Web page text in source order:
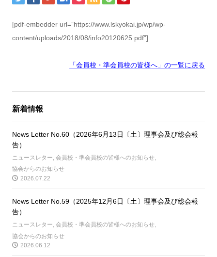
[pdf-embedder url=”https://www.lskyokai.jp/wp/wp-
content/uploads/2018/08/info20120625.pdf”]
「会員校・準会員校の皆様へ」の一覧に戻る
新着情報
News Letter No.60（2026年6月13日〔土〕理事会及び総会報
告）
ニュースレター 会員校・準会員校の皆様へのお知らせ
協会からのお知らせ
2026.07.22
News Letter No.59（2025年12月6日〔土〕理事会及び総会報
告）
ニュースレター, 会員校・準会員校の皆様へのお知らせ,
協会からのお知らせ
2026.06.12